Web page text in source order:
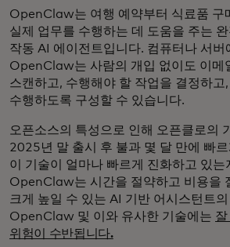
OpenClaw는 여행 예약부터 식료품 구
실제 업무를 수행하는 데 도움을 주는 완
작동 AI 에이전트입니다. 컴퓨터나 서버
OpenClaw는 사람의 개입 없이도 이메
스캔하고, 수행해야 할 작업을 결정하고
수행하도록 구성할 수 있습니다.
오픈소스의 특성으로 인해 오픈클로의
2025년 말 출시 후 불과 몇 달 만에 빠
이 기술이 얼마나 빠르게 진화하고 있는
OpenClaw는 시간을 절약하고 비용을
크게 높일 수 있는 AI 기반 어시스턴트
OpenClaw 및 이와 유사한 기술에는 잘
위험이 수반됩니다.